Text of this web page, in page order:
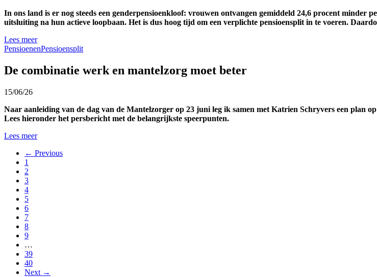
In ons land is er nog steeds een genderpensioenkloof: vrouwen ontvangen gemiddeld 24,6 procent minder
uitsluiting na hun actieve loopbaan. Het is dus hoog tijd om een verplichte pensioensplit in te voeren.
Lees meer
PensioenenPensioensplit
De combinatie werk en mantelzorg moet beter
15/06/26
Naar aanleiding van de dag van de Mantelzorger op 23 juni leg ik samen met Katrien Schryvers een plan
Lees hieronder het persbericht met de belangrijkste speerpunten.
Lees meer
← Previous
1
2
3
4
5
6
7
8
9
…
39
40
Next →